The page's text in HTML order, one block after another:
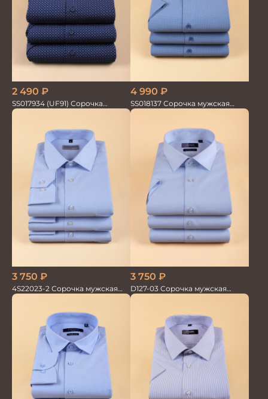
2 490 ₽
SS017934 (UF91) Сорочка
мужская кор. рук. GROSTYLE
4 990 ₽
SS018137 Сорочка мужская
кор.рукав GROSTYLE TRENDY
3 750 ₽
4S22023-2 Сорочка мужская
голубая
3 750 ₽
D127-03 Сорочка мужская
голубая в невид.полоску